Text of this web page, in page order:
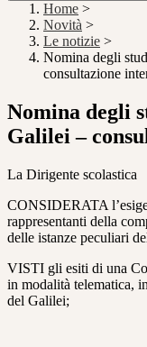
Home >
Novità >
Le notizie >
Nomina degli
consultazione
Nomina degli
Galilei –
La Dirigente scolastica
CONSIDERATA
rappresentanti della
delle istanze peculiari
VISTI gli esiti di una
in modalità telematica,
del Galilei;